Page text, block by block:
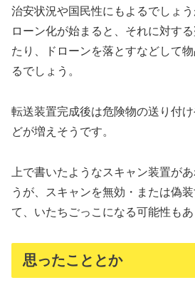
治安状況や国民性にもよるでしょ
ローン化が始まると、それに対す
たり、ドローンを落とすなどして
るでしょう。
転送装置完成後は危険物の送り付
どが増えそうです。
上で書いたようなスキャン装置が
うが、スキャンを無効・または偽
て、いたちごっこになる可能性もあ
思ったこととか